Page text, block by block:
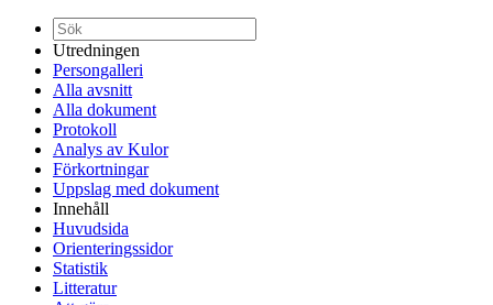
Utredningen
Persongalleri
Alla avsnitt
Alla dokument
Protokoll
Analys av Kulor
Förkortningar
Uppslag med dokument
Innehåll
Huvudsida
Orienteringssidor
Statistik
Litteratur